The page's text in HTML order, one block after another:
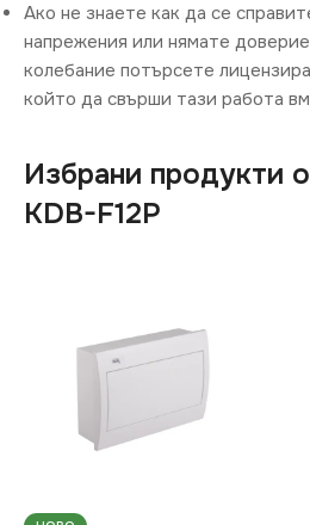
Ако не знаете как да се
напрежения или нямате
колебание потърсете
който да свърши тази работа
Избрани продукти
KDB-F12P